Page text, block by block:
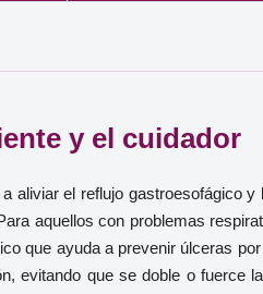
1.332,00€.
y el cuidador
aliviar el reflujo gastroesofágico y
aquellos con problemas
que ayuda a prevenir úlceras
evitando que se doble o fuerce